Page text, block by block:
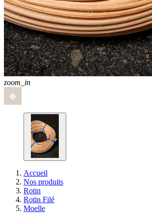
zoom_in
Accueil
Nos produits
Rotin
Rotin Filé
Moelle